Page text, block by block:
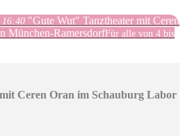
16:40 "Gute Wut" Tanztheater mit Ceren
München-RamersdorfFür alle von 4 bis
Ceren Oran im Schauburg Labor